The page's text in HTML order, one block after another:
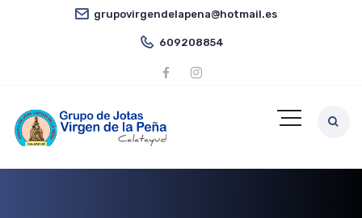
grupovirgendelapena@hotmail.es
609208854